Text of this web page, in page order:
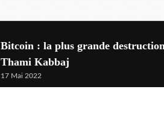
Bitcoin : la plus grande
Thami Kabbaj
17 Mai 2022